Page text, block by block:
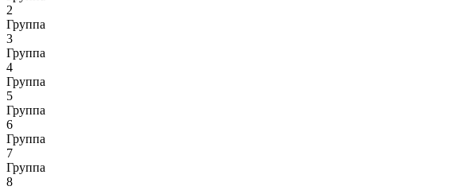
2
Группа
3
Группа
4
Группа
5
Группа
6
Группа
7
Группа
8